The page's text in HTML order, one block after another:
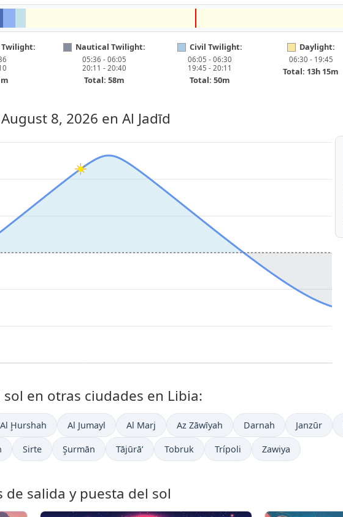
Nautical Twilight:
05:36 - 06:05
20:11 - 20:40
Total: 58m
Civil Twilight:
06:05 - 06:30
19:45 - 20:11
Total: 50m
Daylight:
06:30 - 19:45
Total: 13h 15m
8, 2026 en Al Jadīd
en otras ciudades en Libia:
Al Ḩurshah Al Jumayl Al Marj Az Zāwīyah Darnah Janzūr
Sirte Şurmān Tājūrā’ Tobruk Trípoli Zawiya
salida y puesta del sol